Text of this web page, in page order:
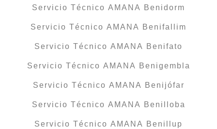
Servicio Técnico AMANA Benidorm
Servicio Técnico AMANA Benifallim
Servicio Técnico AMANA Benifato
Servicio Técnico AMANA Benigembla
Servicio Técnico AMANA Benijófar
Servicio Técnico AMANA Benilloba
Servicio Técnico AMANA Benillup